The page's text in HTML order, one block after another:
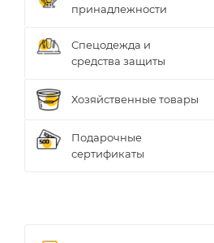
принадлежности
Спецодежда и
средства защиты
Хозяйственные товары
Подарочные
сертификаты